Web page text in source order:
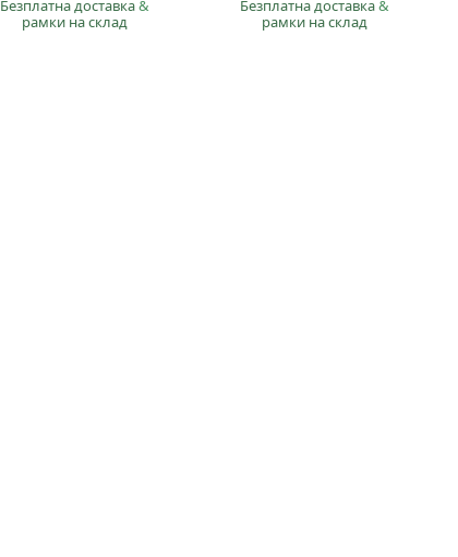
Безплатна доставка&
рамки на склад
Безплатна доставка&
рамки на склад